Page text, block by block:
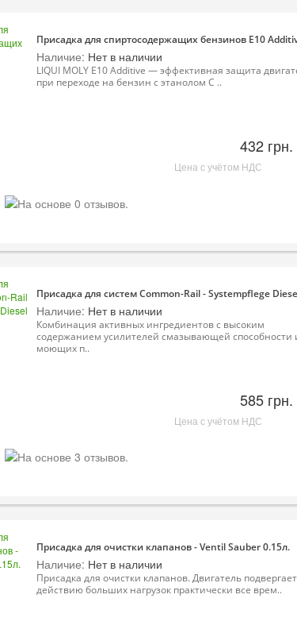
Присадка для спиртосодержащих бензинов E10
Наличие: Нет в наличии
LIQUI MOLY E10 Additive — эффективная защита
при переходе на бензин с этанолом С ..
432 грн.
Цена с учётом НДС
Присадка для систем Common-Rail - Systempflege
Наличие: Нет в наличии
Комбинация активных ингредиентов с высоким
содержанием усилителей смазывающей способности
моющих п..
585 грн.
Цена с учётом НДС
Присадка для очистки клапанов - Ventil Sauber 0.15л.
Наличие: Нет в наличии
Присадка для очистки клапанов. Двигатель
действию больших нагрузок практически все врем..